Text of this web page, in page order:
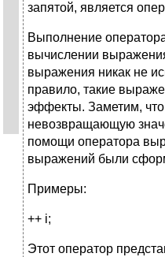
запятой, является
Выполнение
вычислении
выражения никак не
правило, такие
эффекты. Заметим,
невозвращающую
помощи оператора
выражений были
Примеры:
++ i;
Этот оператор